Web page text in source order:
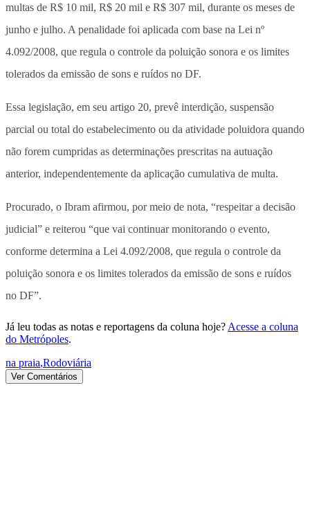
multas de R$ 10 mil, R$ 20 mil e R$ 307 mil, durante os meses de
junho e julho. A penalidade foi aplicada com base na Lei nº
4.092/2008, que regula o controle da poluição sonora e os limites
tolerados da emissão de sons e ruídos no DF.
Essa legislação, em seu artigo 20, prevê interdição, suspensão
parcial ou total do estabelecimento ou da atividade poluidora quando
não forem cumpridas as determinações prescritas na autuação
anterior, independentemente da aplicação cumulativa de multa.
Procurado, o Ibram afirmou, por meio de nota, “respeitar a decisão
judicial” e reiterou “que vai continuar monitorando o evento,
conforme determina a Lei 4.092/2008, que regula o controle da
poluição sonora e os limites tolerados da emissão de sons e ruídos
no DF”.
Já leu todas as notas e reportagens da coluna hoje? Acesse a coluna
do Metrópoles.
na praia,Rodoviária
Ver Comentários